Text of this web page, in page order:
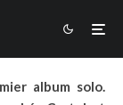
album solo.